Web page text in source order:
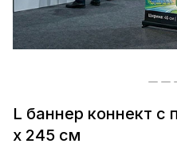
L баннер коннект с
x 245 см